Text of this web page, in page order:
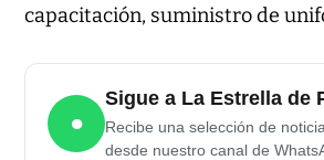
capacitación, suministro de
●
Sigue a La Estrella de
Recibe una selección de
desde nuestro canal de